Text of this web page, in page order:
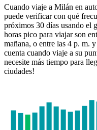
Cuando viaje a Milán en
puede verificar con qué
próximos 30 días usando el
horas pico para viajar son
mañana, o entre las 4 p. m.
cuenta cuando viaje a su
necesite más tiempo para
ciudades!